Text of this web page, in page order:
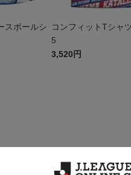
スボールシ
コンフィットTシャ
5
3,520円